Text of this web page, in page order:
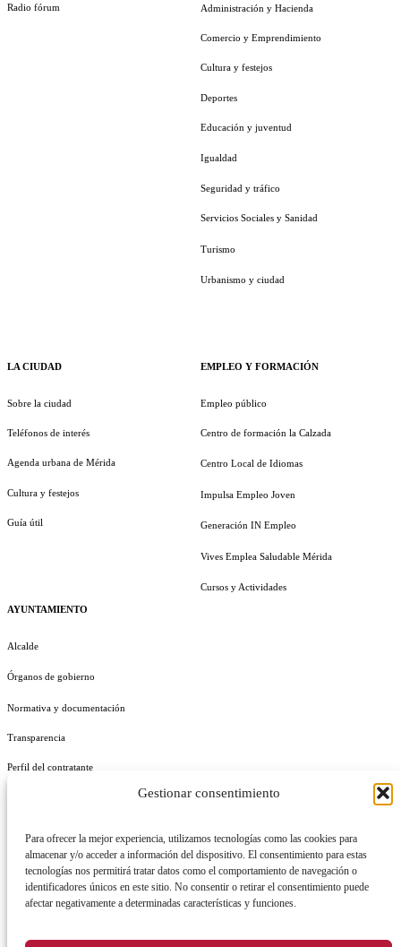
Gestionar consentimiento
Para ofrecer la mejor experiencia, utilizamos tecnologías como las cookies para
almacenar y/o acceder a información del dispositivo. El consentimiento para estas
tecnologías nos permitirá tratar datos como el comportamiento de navegación o
identificadores únicos en este sitio. No consentir o retirar el consentimiento puede
afectar negativamente a determinadas características y funciones.
Radio fórum
LA CIUDAD
Sobre la ciudad
Teléfonos de interés
Agenda urbana de Mérida
Cultura y festejos
Guía útil
AYUNTAMIENTO
Alcalde
Órganos de gobierno
Normativa y documentación
Transparencia
Perfil del contratante
Administración y Hacienda
Comercio y Emprendimiento
Cultura y festejos
Deportes
Educación y juventud
Igualdad
Seguridad y tráfico
Servicios Sociales y Sanidad
Turismo
Urbanismo y ciudad
EMPLEO Y FORMACIÓN
Empleo público
Centro de formación la Calzada
Centro Local de Idiomas
Impulsa Empleo Joven
Generación IN Empleo
Vives Emplea Saludable Mérida
Cursos y Actividades